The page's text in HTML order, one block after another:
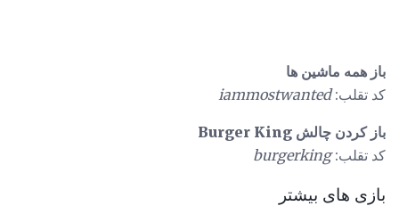
باز همه ماشین ها
کد تقلب:iammostwanted
باز کردن چالش Burger King
کد تقلب:burgerking
بازی های بیشتر